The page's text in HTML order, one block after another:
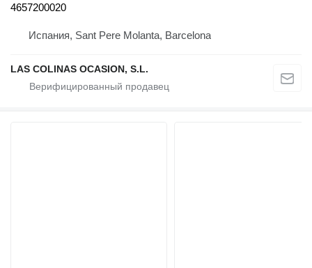
4657200020
Испания, Sant Pere Molanta, Barcelona
LAS COLINAS OCASION, S.L.